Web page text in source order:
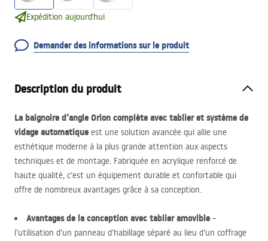
Expédition aujourd'hui
Demander des informations sur le produit
Description du produit
La baignoire d’angle Orion complète avec tablier et système de
vidage automatique est une solution avancée qui allie une
esthétique moderne à la plus grande attention aux aspects
techniques et de montage. Fabriquée en acrylique renforcé de
haute qualité, c’est un équipement durable et confortable qui
offre de nombreux avantages grâce à sa conception.
Avantages de la conception avec tablier amovible –
l’utilisation d’un panneau d’habillage séparé au lieu d’un coffrage